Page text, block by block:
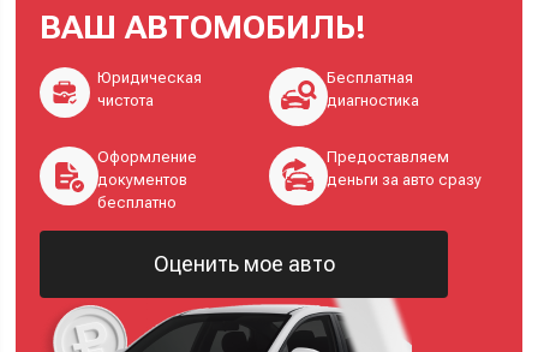
ВАШ АВТОМОБИЛЬ!
Юридическая
чистота
Бесплатная
диагностика
Оформление
документов
бесплатно
Предоставляем
деньги за авто сразу
Оценить мое авто